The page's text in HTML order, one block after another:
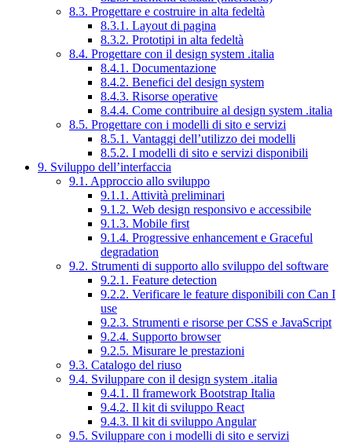
8.3. Progettare e costruire in alta fedeltà
8.3.1. Layout di pagina
8.3.2. Prototipi in alta fedeltà
8.4. Progettare con il design system .italia
8.4.1. Documentazione
8.4.2. Benefici del design system
8.4.3. Risorse operative
8.4.4. Come contribuire al design system .italia
8.5. Progettare con i modelli di sito e servizi
8.5.1. Vantaggi dell’utilizzo dei modelli
8.5.2. I modelli di sito e servizi disponibili
9. Sviluppo dell’interfaccia
9.1. Approccio allo sviluppo
9.1.1. Attività preliminari
9.1.2. Web design responsivo e accessibile
9.1.3. Mobile first
9.1.4. Progressive enhancement e Graceful
degradation
9.2. Strumenti di supporto allo sviluppo del software
9.2.1. Feature detection
9.2.2. Verificare le feature disponibili con Can I
use
9.2.3. Strumenti e risorse per CSS e JavaScript
9.2.4. Supporto browser
9.2.5. Misurare le prestazioni
9.3. Catalogo del riuso
9.4. Sviluppare con il design system .italia
9.4.1. Il framework Bootstrap Italia
9.4.2. Il kit di sviluppo React
9.4.3. Il kit di sviluppo Angular
9.5. Sviluppare con i modelli di sito e servizi